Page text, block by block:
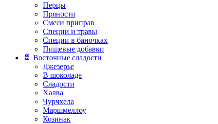
Перцы
Пряности
Смеси приправ
Специи и травы
Специи в баночках
Пищевые добавки
🍫 Восточные сладости
Джезерье
В шоколаде
Сладости
Халва
Чурчхела
Маршмеллоу
Козинак